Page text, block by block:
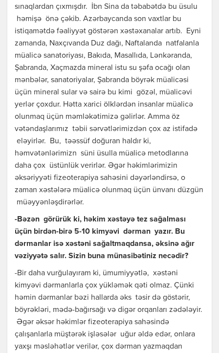
sınaqlardan çıxmışdır. İbn Sina da təbabətdə bu üsulu
həmişə önə çəkib. Azərbaycanda son vaxtlar bu
istiqamətdə fəaliyyət göstərən xəstəxanalar artıb. Eyni
zamanda, Naxçıvanda Duz dağı, Naftalanda natfalanla
müalicə sanatoriyası, Bakıda, Masallıda, Lənkəranda,
Şabranda, Xaçmazda mineral istu su şəfa ocağı olan
mənbələr, sanatoriyalar, Şabranda böyrək müalicəsi
üçün mineral sular və sairə bu kimi gözəl, müalicəvi
yerlər çoxdur. Hətta xarici ölklərdən insanlar müalicə
olunmaq üçün məmləkətimizə gəlirlər. Amma öz
vətəndaşlarımız təbii sərvətlərimizdən çox az istifadə
eləyirlər. Bu, təəssüf doğuran haldır ki,
həmvətənlərimizn süni üsulla müalicə metodlarına
daha çox üstünlük verirlər. Əgər həkimlərimizin
əksəriyyəti fizeoterapiya sahəsini dəyərləndirsə, o
zaman xəstələrə müalicə olunmaq üçün ünvanı düzgün
müəyyənləşdirərlər.
-Bəzən görürük ki, həkim xəstəyə tez sağalması
üçün birdən-birə 5-10 kimyəvi dərman yazır. Bu
dərmanlar isə xəstəni sağaltmaqdansa, əksinə ağır
vəziyyətə salır. Sizin buna münasibətiniz necədir?
-Bir daha vurğulayıram ki, ümumiyyətlə, xəstəni
kimyəvi dərmanlarla çox yükləmək qəti olmaz. Çünki
həmin dərmanlar bəzi hallarda əks təsir də göstərir,
böyrəkləri, mədə-bağırsağı və digər orqanları zədələyir.
Əgər əksər həkimlər fizeoterapiya sahəsində
çalışanlarla müştərək işləsələr uğur əldə edər, onlara
yaxşı məsləhətlər verilər, çox dərman yazmaqdan